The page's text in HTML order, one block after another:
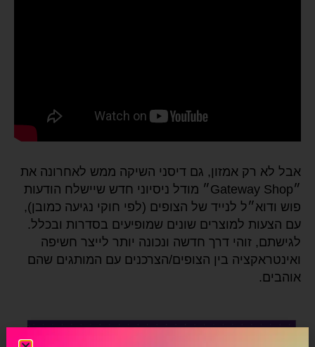
אבל לא רק אמזון, גם דיסני השיקה ממש לאחרונה את
״Gateway Shop״ מודל ניסיוני חדש שיישלח הודעות
פוש ודוא״ל לנייד של הצופים (לפי חוקי נגיעה כמובן),
עם הצעות למוצרים שונים שמופיעים בסדרות ובכלל.
לגישתם, זוהי דרך חדשה ונכונה יותר לייצר חשיפה
ואינטראקציה בין הצופים/הצרכנים עם המותגים שהם
אוהבים.